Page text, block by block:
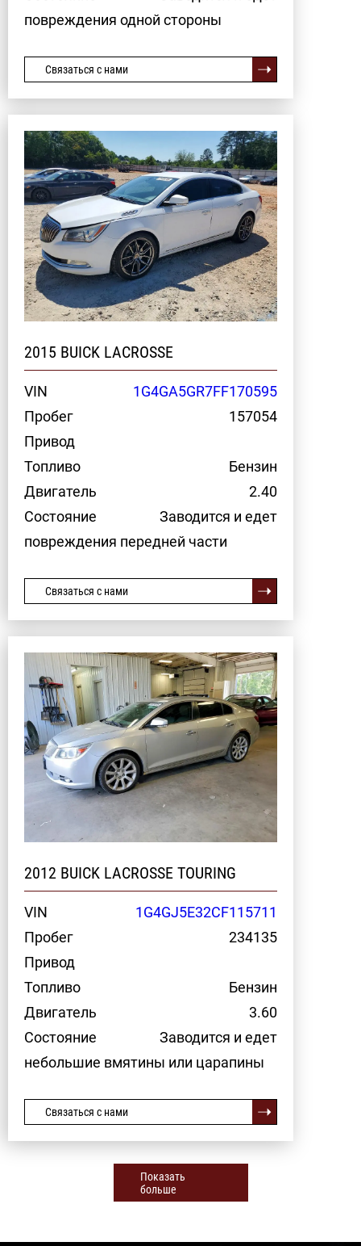
повреждения одной стороны
Связаться с нами
2015 BUICK LACROSSE
VIN
1G4GA5GR7FF170595
Пробег
157054
Привод
Топливо
Бензин
Двигатель
2.40
Состояние
Заводится и едет
повреждения передней части
Связаться с нами
2012 BUICK LACROSSE TOURING
VIN
1G4GJ5E32CF115711
Пробег
234135
Привод
Топливо
Бензин
Двигатель
3.60
Состояние
Заводится и едет
небольшие вмятины или царапины
Связаться с нами
Показать
больше